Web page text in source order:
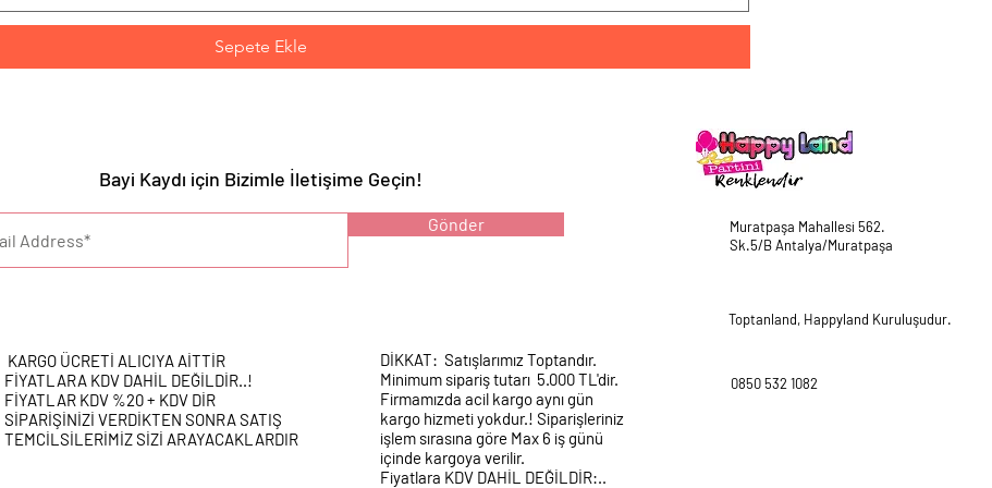
Sepete Ekle
UYARI :
Bayi Kaydı için Bizimle İletişime Geçin!
Gönder
KARGO ÜCRETİ ALICIYA AİTTİR
FİYATLARA KDV DAHİL DEĞİLDİR..!
FİYATLAR KDV %20 + KDV DİR
SİPARİŞİNİZİ VERDİKTEN SONRA SATIŞ
TEMCİLSİLERİMİZ SİZİ ARAYACAKLARDIR
DİKKAT: Satışlarımız Toptandır.
Minimum sipariş tutarı 5.000 TL'dir.
Firmamızda acil kargo aynı gün
kargo hizmeti yokdur.! Siparişleriniz
işlem sırasına göre Max 6 iş günü
içinde kargoya verilir.
Fiyatlara KDV DAHİL DEĞİLDİR:..
Muratpaşa Mahallesi 562.
Sk.5/B Antalya/Muratpaşa
Toptanland, Happyland Kuruluşudur.
0850 532 1082